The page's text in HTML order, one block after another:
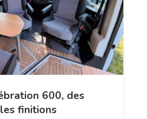
600, des
finitions